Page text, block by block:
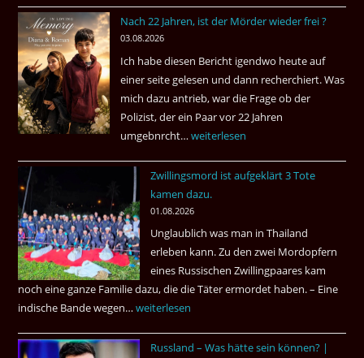
Nach 22 Jahren, ist der Mörder wieder frei ?
03.08.2026
Ich habe diesen Bericht igendwo heute auf
einer seite gelesen und dann recherchiert. Was
mich dazu antrieb, war die Frage ob der
Polizist, der ein Paar vor 22 Jahren
umgebnrcht…Nach
Jahren,
ist
der
Mörder
wieder
frei
?
weiterlesen
Zwillingsmord ist aufgeklärt 3 Tote
kamen dazu.
01.08.2026
Unglaublich was man in Thailand
erleben kann. Zu den zwei Mordopfern
eines Russischen Zwillingpaares kam
noch eine ganze Familie dazu, die die Täter ermordet haben. – Eine
indische Bande wegen…Zwillingsmord
aufgeklärt
weiterlesen
Russland – Was hätte sein können? |